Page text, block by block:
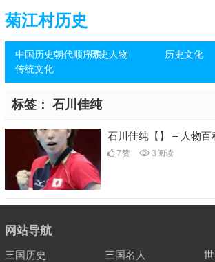
菊江村历史
中国历史朝代顺序表历史人物 历史文化
传统文化
标签： 石川佳纯
石川佳纯【】 – 人物百
7赞 3 阅读
网站导航
三国历史 三国名人